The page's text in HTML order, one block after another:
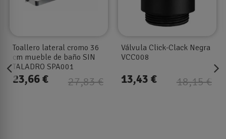
Click-Clack Negra
18,15 €
€
Toallero lateral 36 cm
mueble de baño Negro
36,30 €
30,86 €